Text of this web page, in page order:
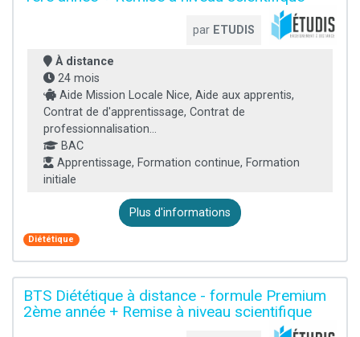
par ETUDIS
À distance
24 mois
Aide Mission Locale Nice, Aide aux apprentis,
Contrat de d'apprentissage, Contrat de
professionnalisation...
BAC
Apprentissage, Formation continue, Formation
initiale
Plus d'informations
Diététique
BTS Diététique à distance - formule Premium
2ème année + Remise à niveau scientifique